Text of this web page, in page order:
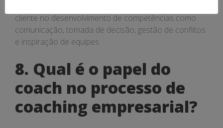
cliente no desenvolvimento de competências como
comunicação, tomada de decisão, gestão de conflitos
e inspiração de equipes.
8. Qual é o papel do
coach no processo de
coaching empresarial?